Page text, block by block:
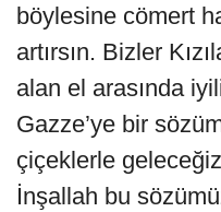
böylesine cömert
artırsın. Bizler
alan el arasında
Gazze’ye bir
çiçeklerle
İnşallah bu